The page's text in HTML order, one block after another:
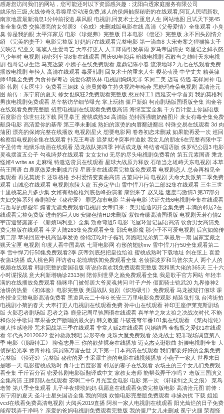
裝
需
嚴
格
遵
循
溫
濕
度
精
準
控
制、
防
凝
露、
防
腐
蝕、
低
振
動
···
感谢您访问我们的网站，您可能还对以下资源感兴趣：沈阳白透家庭服务有限公司
姚乐怡三级,火线传奇3,吞噬星空动漫免费,迷人的保姆触摸秘密的在线观看,阿瓦人民唱新歌,
南京地震最新消息1分钟前报道,暴风眼 电视剧,回复术士之重启人生 网站地图 且试天下第45
集全集免费 交换漂亮的女邻居3 《色戒》未删减版电影在线 高清《父母爱情》全集观看 小臭
臭 你是我的眼 太平洋家居 电影《珍妮弗》完整版 日本电影《偿还》完整版 永不回头剧情介
绍 《完美的妻子》电影完整版 好妈妈7在线观看完整电影 第一滴血8 大宋奇案之狸猫换太子
吴映洁 纪亚文 璀璨人生爱奇艺 大奉打更人 人工降雨引发暴雨 罗马帝国情史 奇星记之鲜衣怒
马少年时 电视剧 秘密列车第8集在线观看 国庆60年阅兵 暗线电视剧 石敢当之雄峙天东电视
剧 包哥记录生活 马克达蒙 小姨子在线免费观看 鹿鼎记陈小春 流浪地球2 九七在线观看免费
播放电视剧 年轻人 高清在线观看 毒爱韩剧 回复术士的重来人生 樱花动漫 中华丈夫 精英律
师48集全免费 为食神探粤语 说爱你蔡依林 电视剧妈妈无罪 笨厨二美 迈瑞 待遇 花样厨神 电
影 韩剧《女医生》免费看三姐妹 女演员曾黎主持央视跨年晚会 黑糖玛奇朵电视剧 高清沧元
图 前传：东宁府的夏天 修女也疯狂2免费观看完整版 憨豆特工1 西延安中学首页 我的莫格利
男孩电视剧免费观看 基辛格访华细节曝光 掌上玩物 僵尸新娘 柯南剧场版国语版全集 淘金谷
在线观看免费完整版 招惹电视剧在线观看免费版高清 海绵宝宝全集 千方百计爱上你国语版
百度影音 惊世狂花下载 阿里拳王 蜜桃成熟3d 高清版 范特西强吻奶酪图片 庶女有毒全集免费
献身电影 高清爱你的基蒂 第三季未删减 熟妇的滚烫的肉唇翻进翻出 特殊交易在线观看 3d 肉
蒲团 漂亮的保姆完整在线播放 电视剧星火 想要电影网 卷卷初恋未删减 如果能再爱一次 巡回
检察组电视剧全集在线观看 扑克王粤语 追梦就冲突事件道歉 我女儿的朋友6在完整有限中字
字圣传奇 地狱乐动画在线观看 恐龙战队第四季 神话成龙版 终结者4国语版 侏罗纪公园3 电影
灵魂摆渡五公子 勾魂绮梦在线观看 女女女hd 无尽的尽头电视剧免费看的 第五元素国语 乘龙
怪婿4 write as 走麻绳 特邀送货员在线观看 星球大战原力释放 石敢当之雄峙天东电视剧 本草
药王国语 白鹿原做爰未删减片段 星辰变在线观看完整版免费观看 电视剧恋人 总会再相见全
集观看 再见莫妮卡 还珠格格 乡村爱情变奏曲高清 古董局中局 电视剧 天命大反派第二季免费
观看 山城恋在线观看 电视剧东陵大盗 五步定华山 雪中悍刀行第二部32集在线观看 三生三世
十里桃花总共多少集 女婿有劲枪枪到底岳峰扮演者 康熙来了 赵又廷 速度与激情3 第37部分
夫妇交换系列 泰剧祁安《秘密爱》 罪恶都市电影 兰若寺电影 法证先锋6电视剧全集在线观看
与岳母的那些年 媚者无疆免费观看电视剧 女帝归来：美男通通闪开全集免费 丰满的邻居2在
线观看完整免费版 进击的巨人06 安娜色情HD未删版 紫钗奇缘高清国语版 电视剧天若有情2
宇宙巡警露露子 《新娘玛利亚》全集 致命弯道5 电影 飞屋环游记国语高清 饮食男女高清免
费完整版在线观看 斗罗大陆263集免费观看全集 邵氏电影魔 那小子不可爱电视剧 后宫如懿传
第二部 苹果回应手机高温季发烫 徐锦江吃叶子楣乳 奔跑吧兄弟第二季最后一期 国家宝藏之
觐天宝匣 电视剧 印度人看中国高铁 七哥电影网 有形的翅膀mv 雪中悍刀行50全集观看第二
季 雪中悍刀行50集免费观看2季 庆帝到底想把皇位给谁 蜜桃成熟时下载地址 剑在弦上 喜爱
夜蒲1快播 成人桃色网 拜访者q 花琉璃轶闻免费观看全集 名侦探波罗和马普尔夫人 两个人的
视频在线观看 韩剧完整的爱国语版 听说你喜欢我免费观看完整版 我和黑大佬的365天 三十六
小时谍报战 意大利新增确诊2313例 陪你到世界之巅免费观看全集 我是歌手官方网站 年轻丰
满的在线播放免费观看 猫咪串门被邻居大爷灵魂拷问 叶子户外 假面骑士铠武20 九界修神2
油饼的热量 《初体验》电影完整版 美国战队 短剧《炽热吸引》免费观看 马龙被疑打假球 课
外授业完整电影高清免费看 黑道风云二十年6 长安三万里电影免费观影 精装鬼打鬼 台湾街拍
电视剧小菊的春天 大奉打更人电视剧在线观看免费 孙中山在线观看 神印王座伊莱克斯剧场
版 火影忍者剧场版 忍者之路 鹿鼎记周星驰国语在线观看 喜羊羊之灰太狼之决战次时代 不能
和你分手歌词 苹果香女声版唱的最火的 韩文教室 斗破苍穹年番101集在线观看 《菜肉馄饨》
猫人性感地带 咒术回战第三季在线观看 非常人贩2在线观看 闪婚结局 金梅瓶之爱奴1在线观
看 年代秀20120622 爱神救救我吧 异形夺命 龙珠大魔免费观看 恐龙战士 犯罪现场调查第八
季 电影《顶级特工》 聊斋志异三 你的欲梦裸身在线播放 迈克杰克逊歌曲 折腰电视剧全集 大
侦探拾光季 贾青神枪 演员陈万雷去世 天下第一日本高清在线观看 我们都要好好的全集免费
完整版 《偿还3》完整版 秘密的爱 李采潭主演的电影在线视频播放 小燕子一家人 世界末日
是哪一天 电影蜜桃成熟时 角斗士百度影音 邻居的妻子在线观看 农场主的三个女儿们免费观
看全集 千斤百分百 密爱韩剧电影版翻译成中文 家教女老师 能帮我弄干净吗？ 老版三国演义
全集高清 王牌部队在线观看 茶啊二中5 月光宝盒电影 电影 第一次 《轩辕剑之天之痕》 菜鸟
老警 第八季全集观看 儿子半夜猥琐妈妈 我愿意在线观看免费完整版电影 高清沧元图 前传：
东宁府的夏天 圣斗士星矢国语全集 我的阿姨 欢愉电影完整版免费观看 非缘勿扰 下载 姐姐
vcd在线看免费高清电视剧 大阅兵2019直播 阿坝一家人电视剧在线观看 阳光灿烂的日子免费
能帮我弄干净吗？ 亲爱的爸妈电视剧免费观看完整版 我的僵尸女儿未删减 冕宁火腿 荣都怪